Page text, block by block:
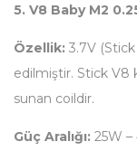
5. V8 Baby M2
Özellik: 3.7V
edilmiştir. Stick V8
sunan coildir.
Güç Aralığı: 25W